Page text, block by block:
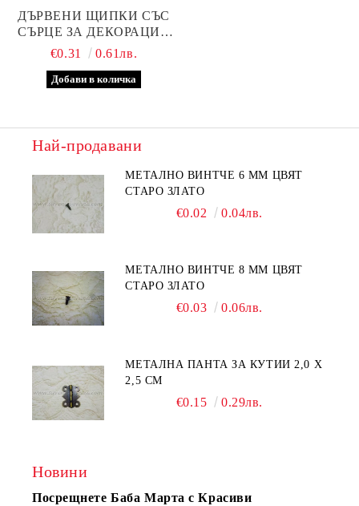
ДЪРВЕНИ ЩИПКИ СЪС
СЪРЦЕ ЗА ДЕКОРАЦИЯ
4,8 Х 0,7 СМ
€0.31 0.61лв.
Най-продавани
МЕТАЛНО ВИНТЧЕ 6 ММ ЦВЯТ
СТАРО ЗЛАТО
€0.02 0.04лв.
МЕТАЛНО ВИНТЧЕ 8 ММ ЦВЯТ
СТАРО ЗЛАТО
€0.03 0.06лв.
МЕТАЛНА ПАНТА ЗА КУТИИ 2,0 Х
2,5 СМ
€0.15 0.29лв.
Новини
Посрещнете Баба Марта с Красиви